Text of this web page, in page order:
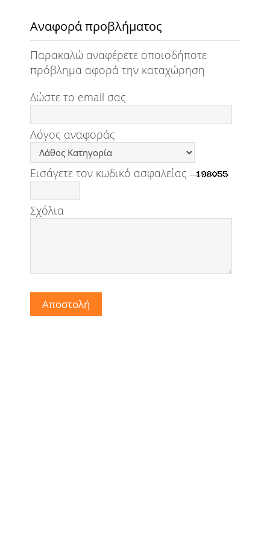
Αναφορά προβλήματος
Παρακαλώ αναφέρετε οποιοδήποτε
πρόβλημα αφορά την καταχώρηση
Δώστε το email σας
Λόγος αναφοράς
Εισάγετε τον κωδικό ασφαλείας
Σχόλια